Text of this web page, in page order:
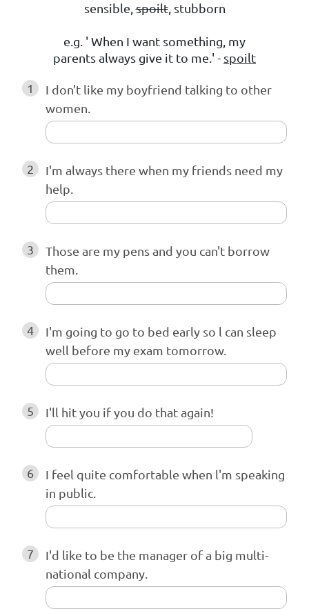
sensible,spoilt, stubborn
e.g. ' When I want something, my
parents always give it to me.' - spoilt
1
I don't like my boyfriend talking to other
women.
2
I'm always there when my friends need my
help.
3
Those are my pens and you can't borrow
them.
4
I'm going to go to bed early so l can sleep
well before my exam tomorrow.
5 I'll hit you if you do that again!
6
I feel quite comfortable when l'm speaking
in public.
7
I'd like to be the manager of a big multi-
national company.